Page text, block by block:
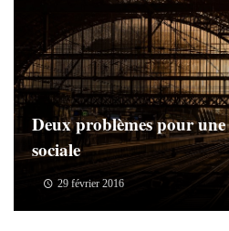
Deux problèmes pour
sociale
29 février 2016